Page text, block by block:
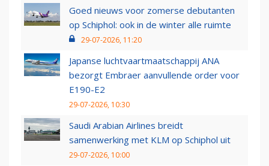
Goed nieuws voor zomerse debutanten
op Schiphol: ook in de winter alle ruimte
29-07-2026, 11:20
Japanse luchtvaartmaatschappij ANA
bezorgt Embraer aanvullende order voor
E190-E2
29-07-2026, 10:30
Saudi Arabian Airlines breidt
samenwerking met KLM op Schiphol uit
29-07-2026, 10:00